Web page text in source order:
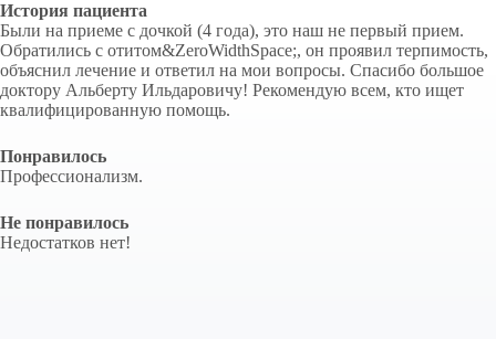
История пациента
Были на приеме с дочкой (4 года), это наш не первый прием.
Обратились с отитом&ZeroWidthSpace;, он проявил терпимость,
объяснил лечение и ответил на мои вопросы. Спасибо большое
доктору Альберту Ильдаровичу! Рекомендую всем, кто ищет
квалифицированную помощь.
Понравилось
Профессионализм.
Не понравилось
Недостатков нет!